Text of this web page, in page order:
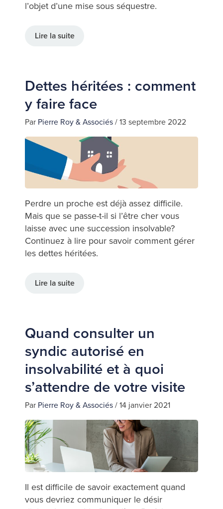
l’objet d’une mise sous séquestre.
Lire la suite
Dettes héritées : comment
y faire face
Par Pierre Roy & Associés / 13 septembre 2022
Perdre un proche est déjà assez difficile.
Mais que se passe-t-il si l’être cher vous
laisse avec une succession insolvable?
Continuez à lire pour savoir comment gérer
les dettes héritées.
Lire la suite
Quand consulter un
syndic autorisé en
insolvabilité et à quoi
s’attendre de votre visite
Par Pierre Roy & Associés / 14 janvier 2021
Il est difficile de savoir exactement quand
vous devriez communiquer le désir